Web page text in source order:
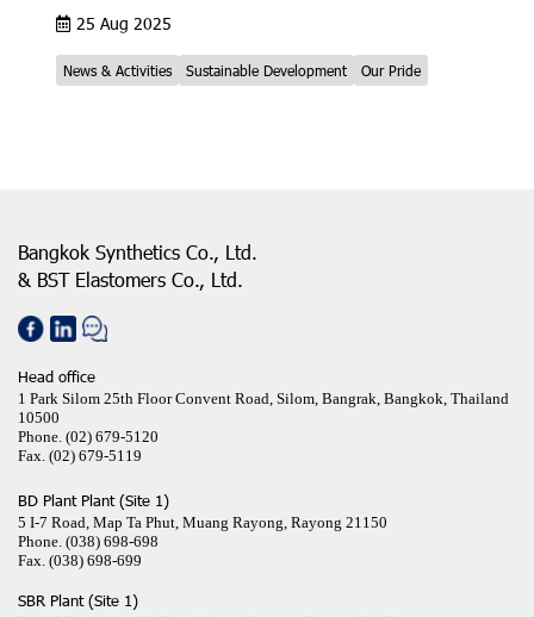
25 Aug 2025
News & Activities Sustainable Development Our Pride
Bangkok Synthetics Co., Ltd.
& BST Elastomers Co., Ltd.
Head office
1 Park Silom 25th Floor Convent Road, Silom, Bangrak, Bangkok, Thailand
10500
Phone. (02) 679-5120
Fax. (02) 679-5119
BD Plant Plant (Site 1)
5 I-7 Road, Map Ta Phut, Muang Rayong, Rayong 21150
Phone. (038) 698-698
Fax. (038) 698-699
SBR Plant (Site 1)